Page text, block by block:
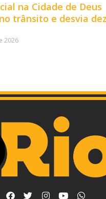
na Cidade de Deus
trânsito e desvia
2026